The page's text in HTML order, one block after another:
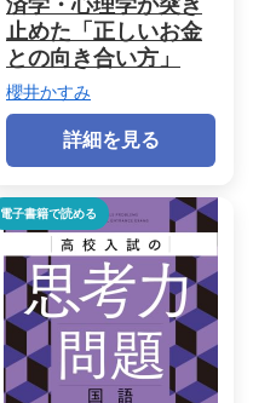
止めた「正しいお金
との向き合い方」
櫻井かすみ
詳細を見る
電子書籍で読める